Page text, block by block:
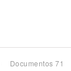
Documentos 71